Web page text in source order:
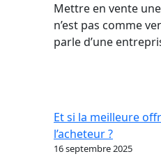
Mettre en vente
n’est pas comme
parle d’une
Et si la meilleure
l’acheteur ?
16 septembre 2025